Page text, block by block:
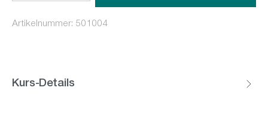
26 Plätze verfügbar
Artikelnummer: 501004
Kurs-Details